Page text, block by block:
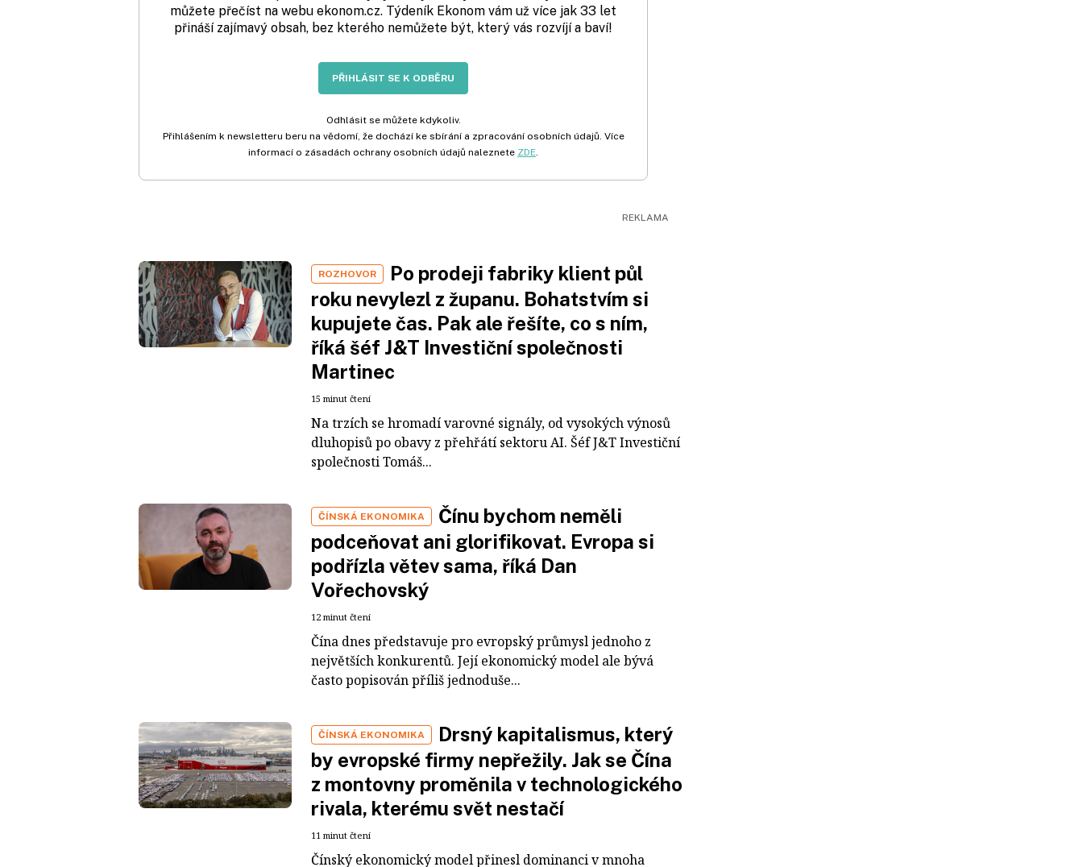
můžete přečíst na webu ekonom.cz. Týdeník Ekonom vám už více jak 33 let
přináší zajímavý obsah, bez kterého nemůžete být, který vás rozvíjí a baví!
PŘIHLÁSIT SE K ODBĚRU
Odhlásit se můžete kdykoliv.
Přihlášením k newsletteru beru na vědomí, že dochází ke sbírání a zpracování osobních údajů. Více
informací o zásadách ochrany osobních údajů naleznete ZDE
ROZHOVOR
Po prodeji fabriky klient půl
roku nevylezl z županu. Bohatstvím si
kupujete čas. Pak ale řešíte, co s ním,
říká šéf J&T Investiční společnosti
Martinec
15 minut čtení
Na trzích se hromadí varovné signály, od vysokých výnosů
dluhopisů po obavy z přehřátí sektoru AI. Šéf J&T Investiční
společnosti Tomáš...
ČÍNSKÁ EKONOMIKA
Čínu bychom neměli
podceňovat ani glorifikovat. Evropa si
podřízla větev sama, říká Dan
Vořechovský
12 minut čtení
Čína dnes představuje pro evropský průmysl jednoho z
největších konkurentů. Její ekonomický model ale bývá
často popisován příliš jednoduše...
ČÍNSKÁ EKONOMIKA
Drsný kapitalismus, který
by evropské firmy nepřežily. Jak se Čína
z montovny proměnila v technologického
rivala, kterému svět nestačí
11 minut čtení
Čínský ekonomický model přinesl dominanci v mnoha